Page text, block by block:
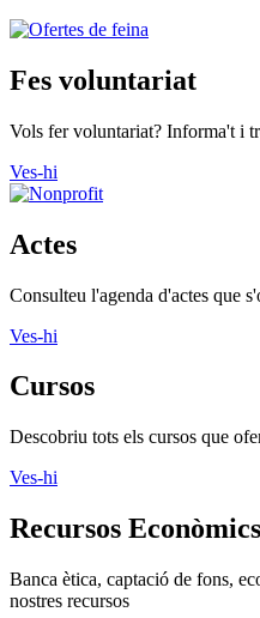
Fes voluntariat
Vols fer voluntariat? Informa't i
Ves-hi
Actes
Consulteu l'agenda d'actes que
Ves-hi
Cursos
Descobriu tots els cursos que
Ves-hi
Recursos Econòmics
Banca ètica, captació de fons,
nostres recursos